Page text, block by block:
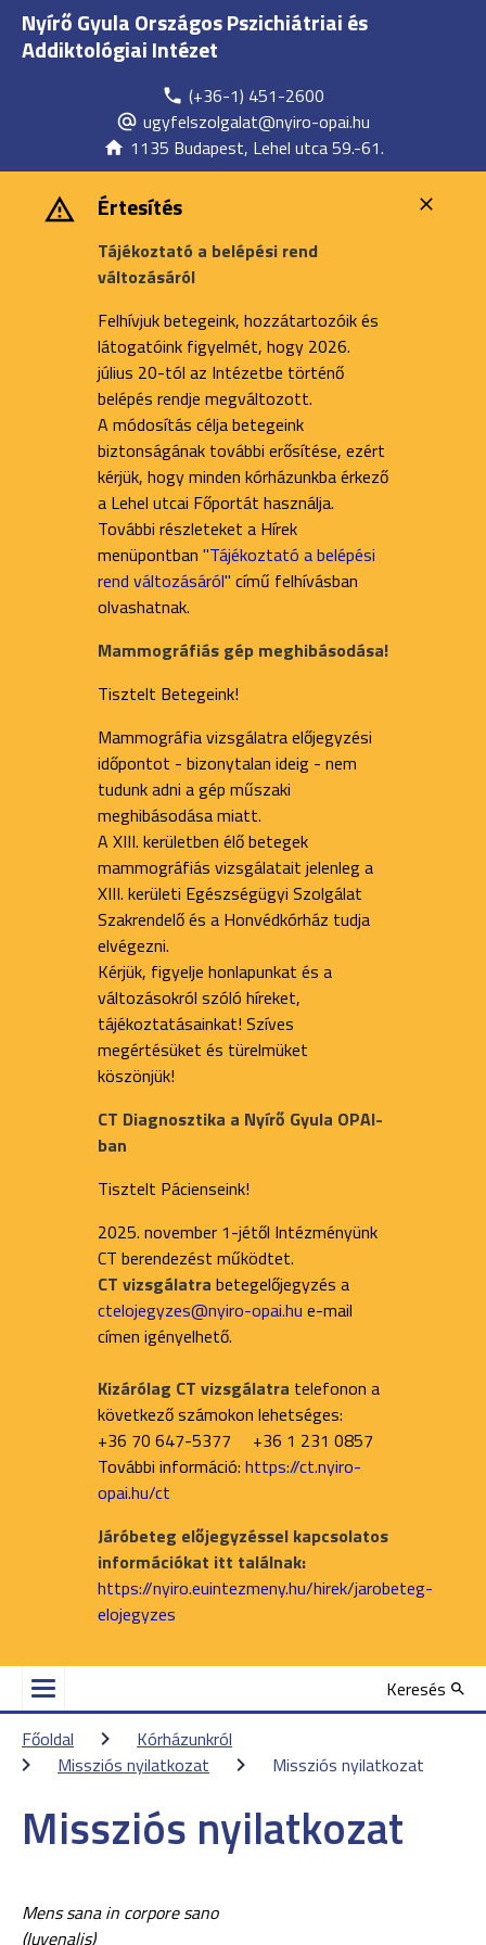
Nyírő Gyula Országos Pszichiátriai és
Addiktológiai Intézet
(+36-1) 451-2600
ugyfelszolgalat@nyiro-opai.hu
1135 Budapest, Lehel utca 59.-61.
Értesítés
Tájékoztató a belépési rend
változásáról
Felhívjuk betegeink, hozzátartozóik és
látogatóink figyelmét, hogy 2026.
július 20-tól az Intézetbe történő
belépés rendje megváltozott.
A módosítás célja betegeink
biztonságának további erősítése, ezért
kérjük, hogy minden kórházunkba érkező
a Lehel utcai Főportát használja.
További részleteket a Hírek
menüpontban "Tájékoztató a belépési
rend változásáról" című felhívásban
olvashatnak.
Mammográfiás gép meghibásodása!
Tisztelt Betegeink!
Mammográfia vizsgálatra előjegyzési
időpontot - bizonytalan ideig - nem
tudunk adni a gép műszaki
meghibásodása miatt.
A XIII. kerületben élő betegek
mammográfiás vizsgálatait jelenleg a
XIII. kerületi Egészségügyi Szolgálat
Szakrendelő és a Honvédkórház tudja
elvégezni.
Kérjük, figyelje honlapunkat és a
változásokról szóló híreket,
tájékoztatásainkat! Szíves
megértésüket és türelmüket
köszönjük!
CT Diagnosztika a Nyírő Gyula OPAI-
ban
Tisztelt Pácienseink!
2025. november 1-jétől Intézményünk
CT berendezést működtet.
CT vizsgálatra betegelőjegyzés a
ctelojegyzes@nyiro-opai.hu e-mail
címen igényelhető.
Kizárólag CT vizsgálatra telefonon a
következő számokon lehetséges:
+36 70 647-5377 +36 1 231 0857
További információ: https://ct.nyiro-
opai.hu/ct
Járóbeteg előjegyzéssel kapcsolatos
információkat itt találnak:
https://nyiro.euintezmeny.hu/hirek/jarobeteg-
elojegyzes
Keresés
Főoldal
Kórházunkról
Missziós nyilatkozat
Missziós nyilatkozat
Missziós nyilatkozat
Mens sana in corpore sano
(Iuvenalis)